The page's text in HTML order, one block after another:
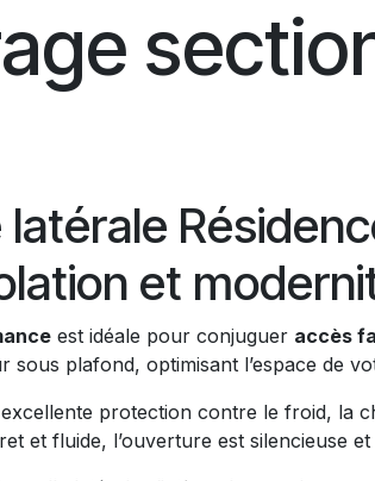
et
est idéale pour conjuguer accès
plafond, optimisant l’espace de
protection contre le froid, la
et fluide, l’ouverture est silencieuse